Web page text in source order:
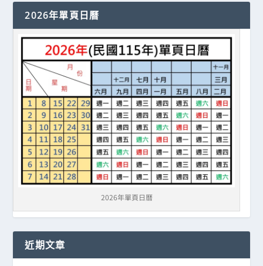
2026年單頁日曆
2026年單頁日曆
近期文章